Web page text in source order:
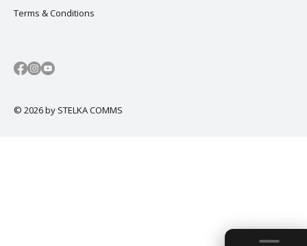
Terms & Conditions
© 2026 by STELKA COMMS